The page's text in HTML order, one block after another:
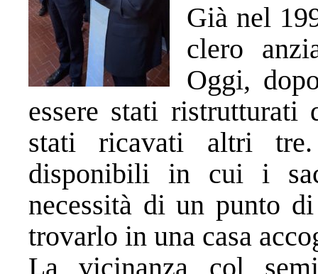
Già nel
clero
Oggi,
essere stati ristrutturati
stati ricavati altri
disponibili in cui i
necessità di un punto
trovarlo in una casa
La vicinanza col